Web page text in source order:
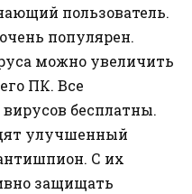
пользователь.
популярен.
можно увеличить
ПК. Все
бесплатны.
улучшенный
С их
защищать